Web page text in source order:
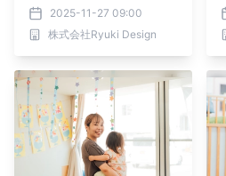
本以上の制作実績
2025-11-27 09:00
株式会社Ryuki Design